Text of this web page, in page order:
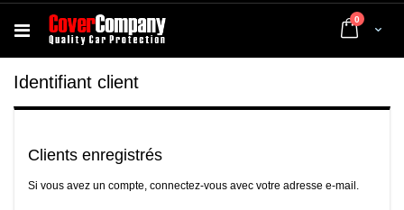
Cart
0 articles
Identifiant client
Clients enregistrés
Si vous avez un compte, connectez-vous avec votre adresse e-mail.